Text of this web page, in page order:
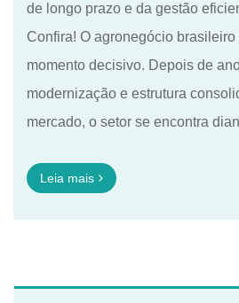
de longo prazo e da gestão
Confira! O agronegócio
momento decisivo. Depois de
modernização e estrutura
mercado, o setor se encontra
Leia mais